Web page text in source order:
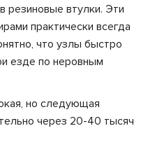
резиновые втулки. Эти
практически всегда
что узлы быстро
езде по неровным
но следующая
через 20-40 тысяч